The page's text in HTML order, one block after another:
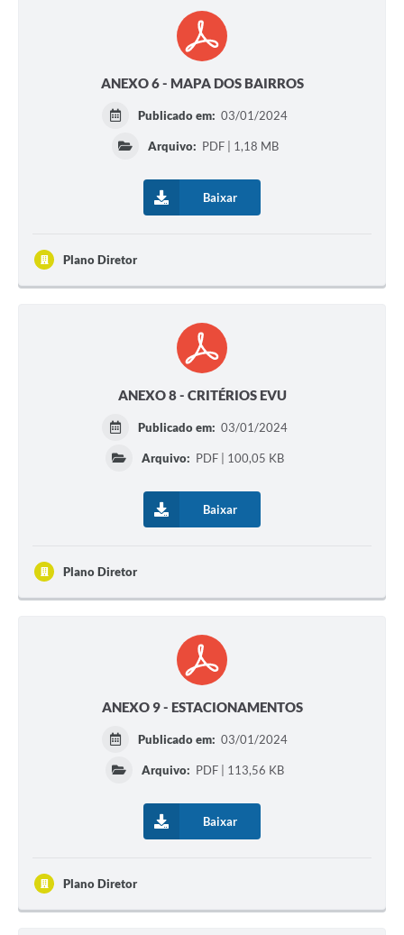
ANEXO 6 - MAPA DOS BAIRROS
Publicado em: 03/01/2024
Arquivo: PDF | 1,18 MB
Baixar
Plano Diretor
ANEXO 8 - CRITÉRIOS EVU
Publicado em: 03/01/2024
Arquivo: PDF | 100,05 KB
Baixar
Plano Diretor
ANEXO 9 - ESTACIONAMENTOS
Publicado em: 03/01/2024
Arquivo: PDF | 113,56 KB
Baixar
Plano Diretor